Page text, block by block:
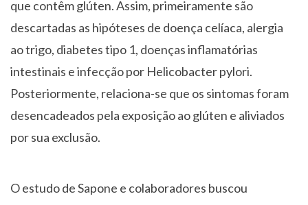
que contêm glúten. Assim, primeiramente são
descartadas as hipóteses de doença celíaca, alergia
ao trigo, diabetes tipo 1, doenças inflamatórias
intestinais e infecção por Helicobacter pylori.
Posteriormente, relaciona-se que os sintomas foram
desencadeados pela exposição ao glúten e aliviados
por sua exclusão.
O estudo de Sapone e colaboradores buscou